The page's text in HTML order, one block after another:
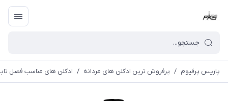
پاریس پرفیوم / پرفروش ترین ادکلن های مردانه / ادکلن های مناسب فصل